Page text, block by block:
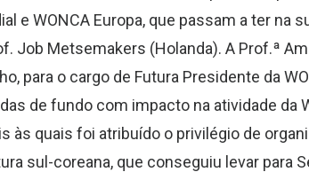
e WONCA Europa, que passam a ter na
Job Metsemakers (Holanda). A Prof.ª
para o cargo de Futura Presidente da
de fundo com impacto na atividade da
às quais foi atribuído o privilégio de
sul-coreana, que conseguiu levar para